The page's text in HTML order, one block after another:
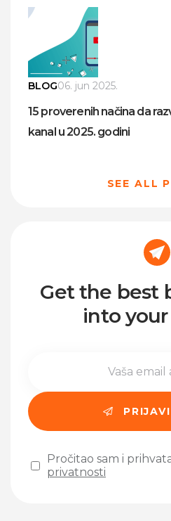
BLOG06. jun 2025.
15 proverenih načina da
kanal u 2025. godini
SEE ALL
Get the best
into
Pročitao sam i
privatnosti